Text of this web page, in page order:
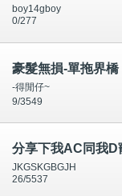
boy14gboy
0/277
豪髮無損-單拖界橋
-得閒仔~
9/3549
分享下我AC同我D
JKGSKGBGJH
26/5537